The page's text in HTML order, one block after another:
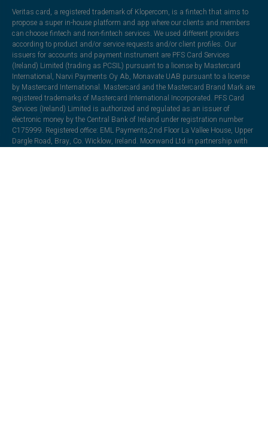
Veritas card, a registered trademark of Klopercom, is a fintech that aims to
propose a super in-house platform and app where our clients and members
can choose fintech and non-fintech services. We used different providers
according to product and/or service requests and/or client profiles. Our
issuers for accounts and payment instrument are PFS Card Services
(Ireland) Limited (trading as PCSIL) pursuant to a license by Mastercard
International, Narvi Payments Oy Ab, Monavate UAB pursuant to a license
by Mastercard International. Mastercard and the Mastercard Brand Mark are
registered trademarks of Mastercard International Incorporated. PFS Card
Services (Ireland) Limited is authorized and regulated as an issuer of
electronic money by the Central Bank of Ireland under registration number
C175999. Registered office: EML Payments,2nd Floor La Vallee House, Upper
Dargle Road, Bray, Co. Wicklow, Ireland. Moorwand Ltd in partnership with